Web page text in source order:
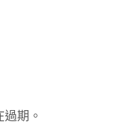
期。